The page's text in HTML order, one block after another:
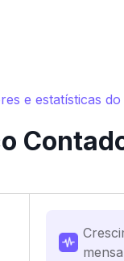
e estatísticas